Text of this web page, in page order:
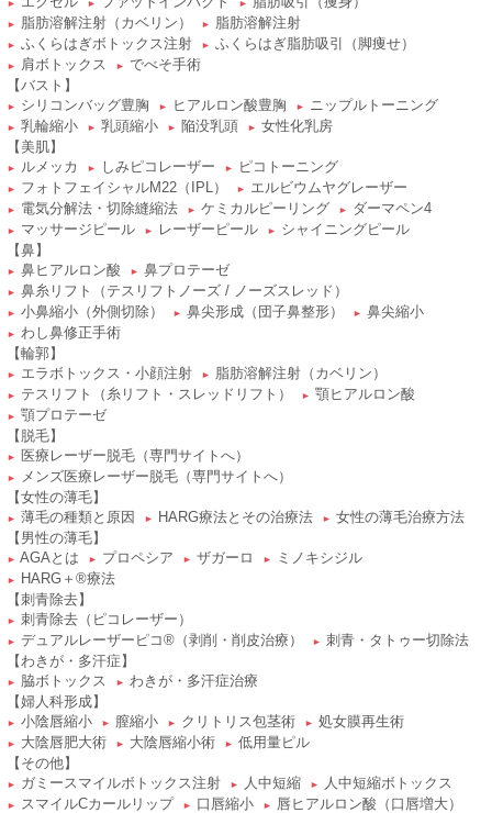
► ► ►
► 脂肪溶解注射（カベリン） ► 脂肪溶解注射
► ふくらはぎボトックス注射 ► ふくらはぎ脂肪吸引（脚痩せ）
► 肩ボトックス ►
でべそ手術
【バスト】
► シリコンバッグ豊胸 ► ヒアルロン酸豊胸 ► ニップルトーニング
► 乳輪縮小 ► 乳頭縮小 ► 陥没乳頭 ► 女性化乳房
【美肌】
► ルメッカ ► しみピコレーザー ► ピコトーニング
► フォトフェイシャルM22（IPL） ► エルビウムヤグレーザー
► 電気分解法・切除縫縮法 ► ケミカルピーリング ► ダーマペン4
► マッサージピール ► レーザーピール ►
シャイニングピール
【鼻】
► 鼻ヒアルロン酸 ► 鼻プロテーゼ
► 鼻糸リフト（テスリフトノーズ / ノーズスレッド）
► 小鼻縮小（外側切除） ► 鼻尖形成（団子鼻整形） ► 鼻尖縮小
► わし鼻修正手術
【輪郭】
► エラボトックス・小顔注射 ► 脂肪溶解注射（カベリン）
► テスリフト（糸リフト・スレッドリフト） ► 顎ヒアルロン酸
► 顎プロテーゼ
【脱毛】
► 医療レーザー脱毛（専門サイトへ）
►
メンズ医療レーザー脱毛（専門サイトへ）
【女性の薄毛】
► 薄毛の種類と原因 ► HARG療法とその治療法 ► 女性の薄毛治療方法
【男性の薄毛】
► AGAとは ► プロペシア ► ザガーロ ► ミノキシジル
►
HARG＋®療法
【刺青除去】
► 刺青除去（ピコレーザー）
► デュアルレーザーピコ®（剥削・削皮治療） ► 刺青・タトゥー切除法
【わきが・多汗症】
► 脇ボトックス ► わきが・多汗症治療
【婦人科形成】
► 小陰唇縮小 ► 膣縮小 ► クリトリス包茎術 ► 処女膜再生術
► 大陰唇肥大術 ► 大陰唇縮小術 ► 低用量ピル
【その他】
► ガミースマイルボトックス注射 ► 人中短縮 ► 人中短縮ボトックス
► スマイルCカールリップ ► 口唇縮小 ► 唇ヒアルロン酸（口唇増大）